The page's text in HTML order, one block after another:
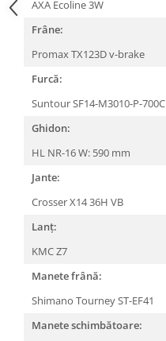
Arcuri
Groupset
AXA Ecoline 3W
Frâne:
Promax TX123D v-brake
Furcă:
Suntour SF14-M3010-P-700C
Ghidon:
HL NR-16 W: 590 mm
Jante:
Crosser X14 36H VB
Lanț:
KMC Z7
Manete frână:
Shimano Tourney ST-EF41
Manete schimbătoare: